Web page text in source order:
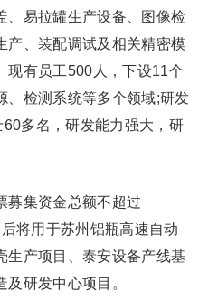
、易拉罐生产设备、图像检
产、装配调试及相关精密模
现有员工500人，下设11个
、检测系统等多个领域;研发
多名，研发能力强大，研
募集资金总额不超过
将用于苏州铝瓶高速自动
生产项目、泰安设备产线基
研发中心项目。